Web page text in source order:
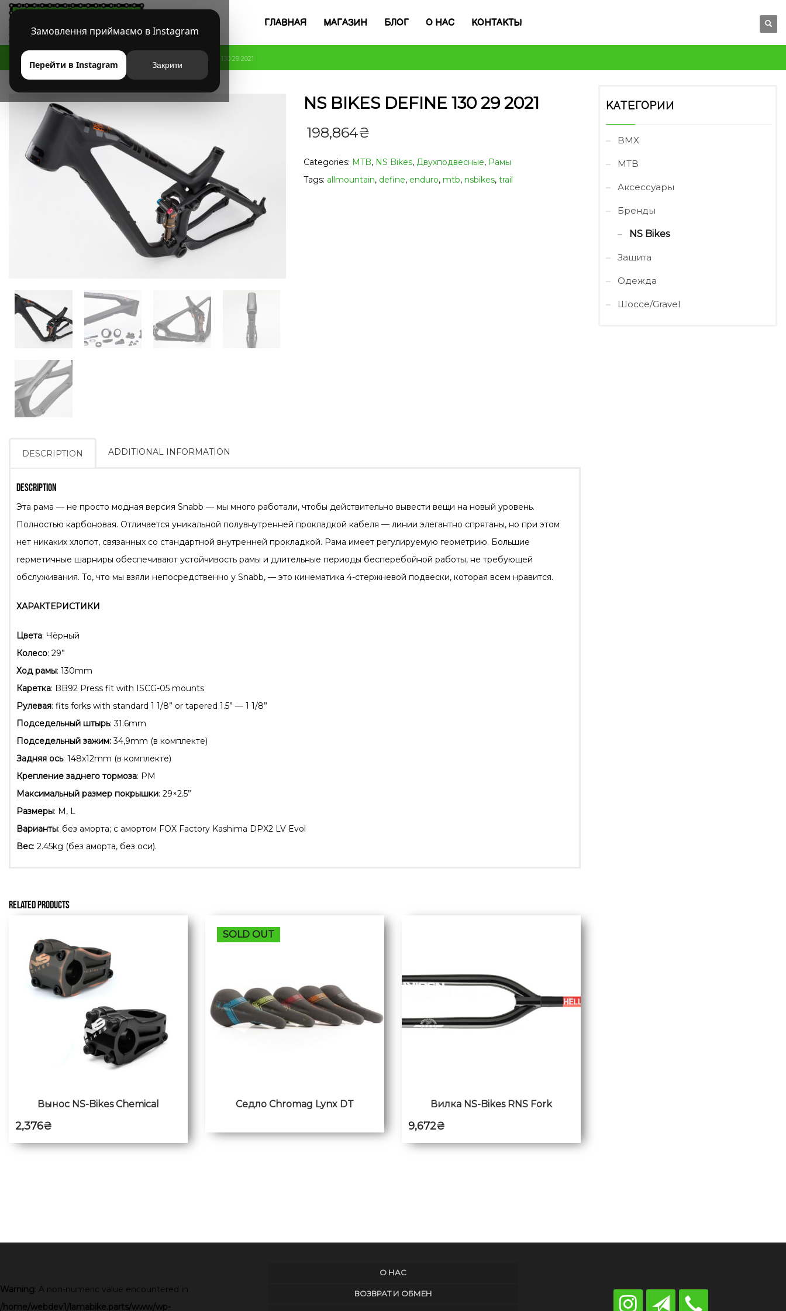
Замовлення приймаємо в Instagram
Перейти в Instagram Закрити
ГЛАВНАЯ МАГАЗИН БЛОГ О НАС КОНТАКТЫ
HOME NS BIKES NS BIKES DEFINE 130 29 2021
NS BIKES DEFINE 130 29 2021
198,864₴
Categories: MTB, NS Bikes, Двухподвесные, Рамы
Tags: allmountain, define, enduro, mtb, nsbikes, trail
DESCRIPTION ADDITIONAL INFORMATION
DESCRIPTION
Эта рама — не просто модная версия Snabb — мы много работали, чтобы действительно вывести вещи на новый уровень.
Полностью карбоновая. Отличается уникальной полувнутренней прокладкой кабеля — линии элегантно спрятаны, но при этом
нет никаких хлопот, связанных со стандартной внутренней прокладкой. Рама имеет регулируемую геометрию. Большие
герметичные шарниры обеспечивают устойчивость рамы и длительные периоды бесперебойной работы, не требующей
обслуживания. То, что мы взяли непосредственно у Snabb, — это кинематика 4-стержневой подвески, которая всем нравится.
ХАРАКТЕРИСТИКИ
Цвета: Чёрный
Колесо: 29”
Ход рамы: 130mm
Каретка: BB92 Press fit with ISCG-05 mounts
Рулевая: fits forks with standard 1 1/8” or tapered 1.5” — 1 1/8”
Подседельный штырь: 31.6mm
Подседельный зажим:34,9mm (в комплекте)
Задняя ось: 148x12mm (в комплекте)
Крепление заднего тормоза: PM
Максимальный размер покрышки: 29×2.5”
Размеры: M, L
Варианты: без аморта; с амортом FOX Factory Kashima DPX2 LV Evol
Вес: 2.45kg (без аморта, без оси).
RELATED PRODUCTS
Вынос NS-Bikes Chemical
2,376₴
SOLD OUT
Седло Chromag Lynx DT Вилка NS-Bikes RNS Fork
9,672₴
КАТЕГОРИИ
BMX
MTB
Аксессуары
Бренды
NS Bikes
Защита
Одежда
Шоссе/Gravel
Warning: A non-numeric value encountered in
/home/webdev1/lamabike.parts/www/wp-
О НАС
ВОЗВРАТ И ОБМЕН